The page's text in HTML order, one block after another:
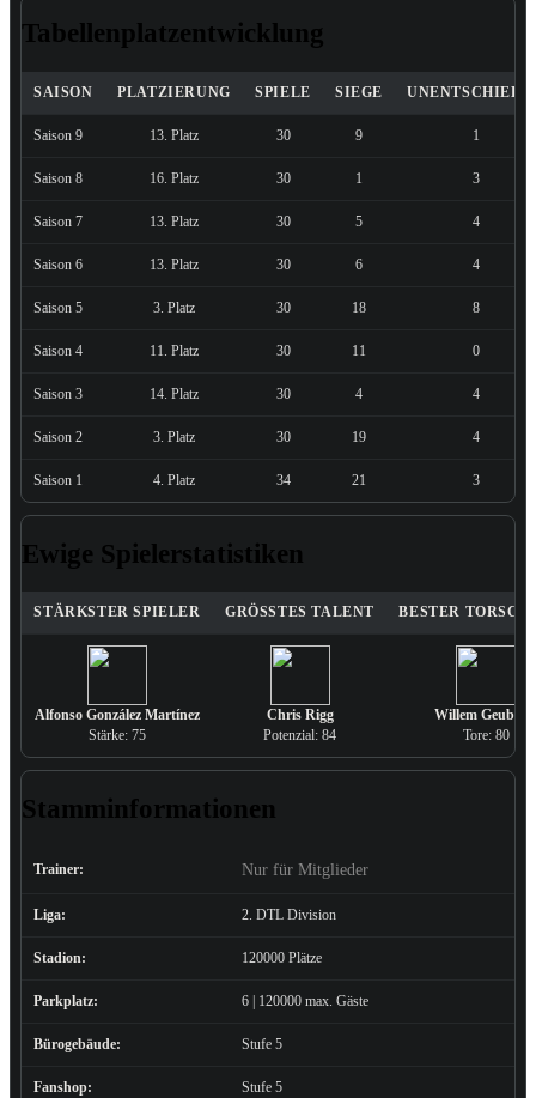
Tabellenplatzentwicklung
SAISON PLATZIERUNG SPIELE SIEGE
Saison 9 13. Platz 30 9 1
Saison 8 16. Platz 30 1 3
Saison 7 13. Platz 30 5 4
Saison 6 13. Platz 30 6 4
Saison 5 3. Platz 30 18 8
Saison 4 11. Platz 30 11 0
Saison 3 14. Platz 30 4 4
Saison 2 3. Platz 30 19 4
Saison 1 4. Platz 34 21 3
Ewige Spielerstatistiken
STÄRKSTER SPIELER GRÖSSTES TALENT BESTER
Alfonso González Martínez
Stärke: 75
Chris Rigg
Potenzial: 84
Willem
Tore: 80
Stamminformationen
Trainer: Nur für Mitglieder
Liga: 2. DTL Division
Stadion: 120000 Plätze
Parkplatz: 6 | 120000 max. Gäste
Bürogebäude: Stufe 5
Fanshop: Stufe 5